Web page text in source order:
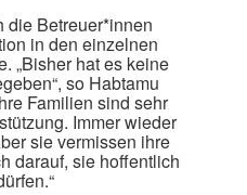
die Betreuer*innen
in den einzelnen
„Bisher hat es keine
so Habtamu
Familien sind sehr
Immer wieder
sie vermissen ihre
darauf, sie hoffentlich